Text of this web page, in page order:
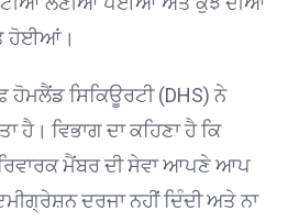
ਹੋਈਆਂ।
ਸਿਕਿਊਰਟੀ (DHS) ਨੇ
ਹੈ। ਵਿਭਾਗ ਦਾ ਕਹਿਣਾ ਹੈ ਕਿ
ਮੈਂਬਰ ਦੀ ਸੇਵਾ ਆਪਣੇ ਆਪ
ਦਰਜਾ ਨਹੀਂ ਦਿੰਦੀ ਅਤੇ ਨਾ